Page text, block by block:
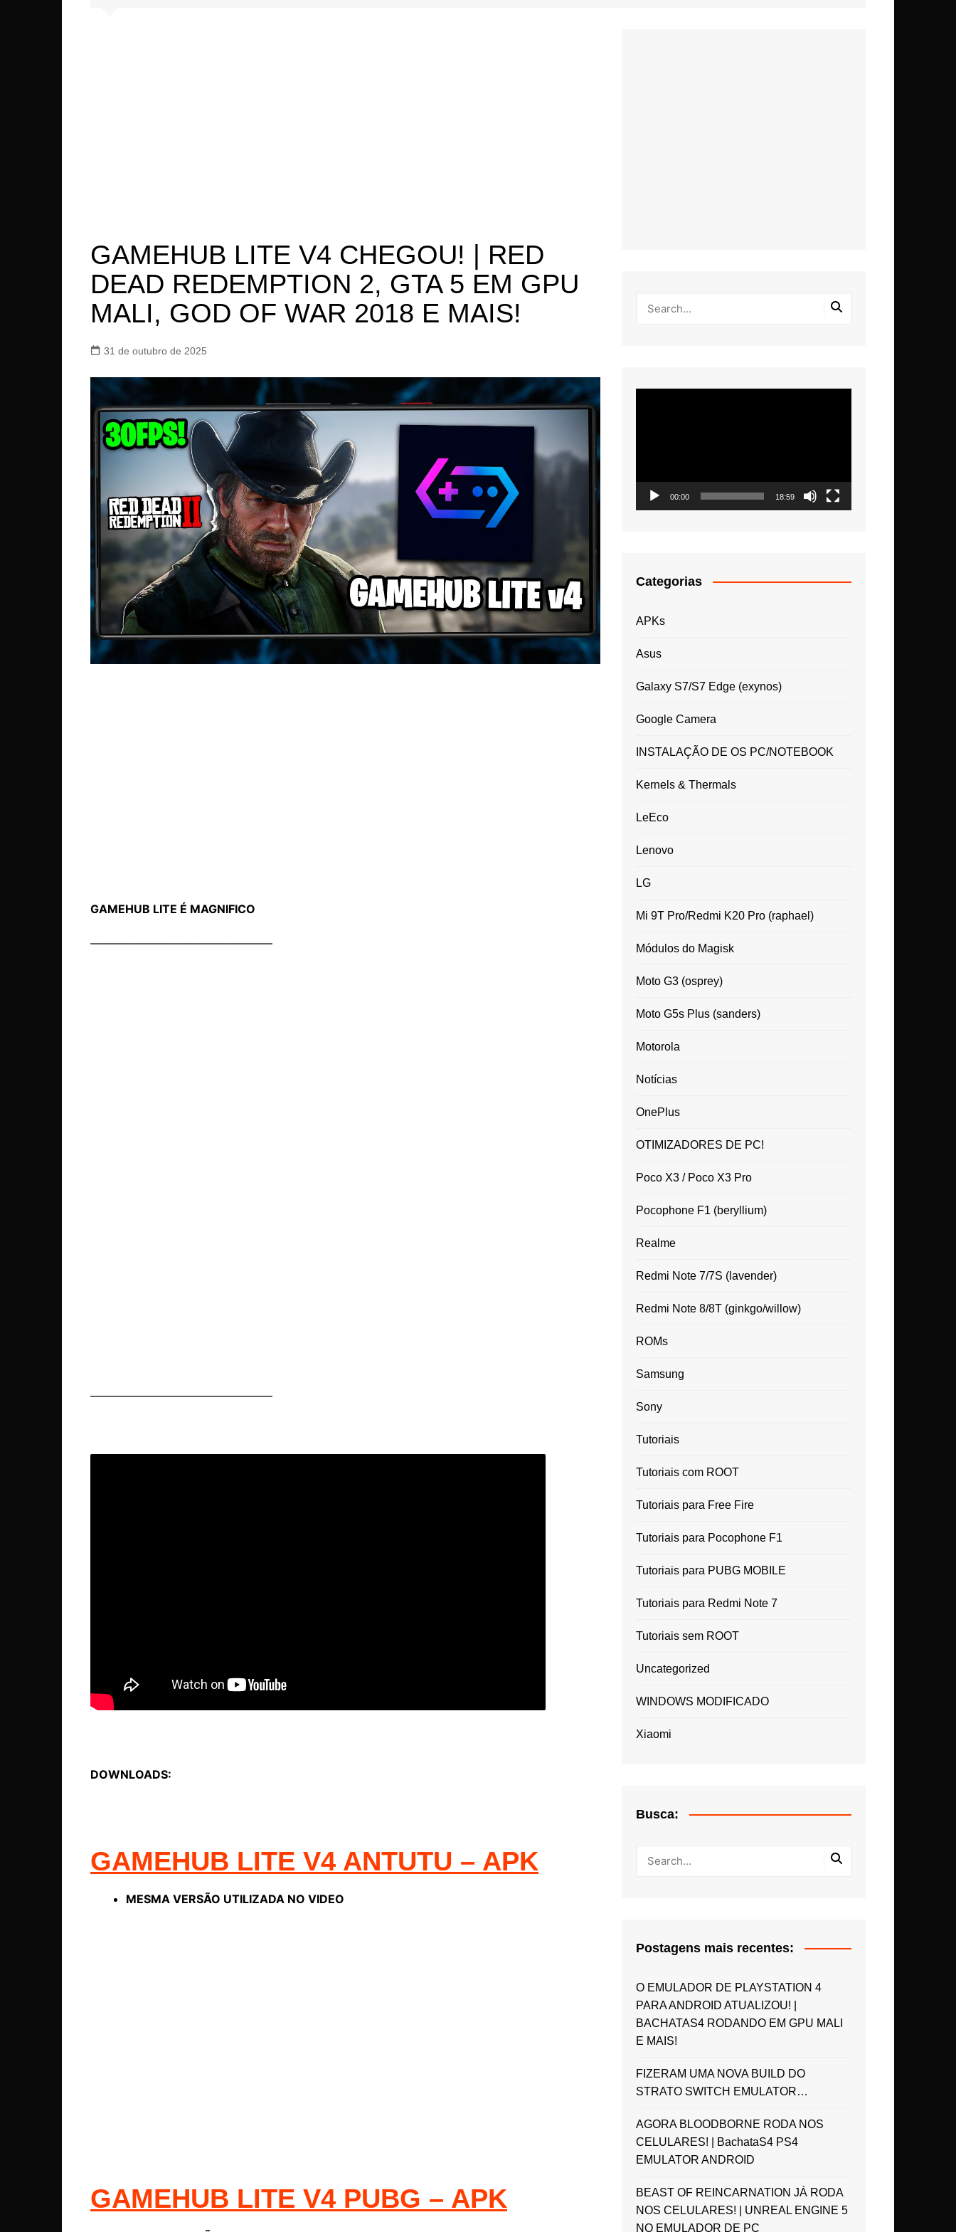
GAMEHUB LITE V4 CHEGOU! | RED
DEAD REDEMPTION 2, GTA 5 EM GPU
MALI, GOD OF WAR 2018 E MAIS!
31 de outubro de 2025
GAMEHUB LITE É MAGNIFICO
————————————————
————————————————
DOWNLOADS:
GAMEHUB LITE V4 ANTUTU – APK
MESMA VERSÃO UTILIZADA NO VIDEO
GAMEHUB LITE V4 PUBG – APK
00:00 18:59
Categorias
APKs
Asus
Galaxy S7/S7 Edge (exynos)
Google Camera
INSTALAÇÃO DE OS PC/NOTEBOOK
Kernels & Thermals
LeEco
Lenovo
LG
Mi 9T Pro/Redmi K20 Pro (raphael)
Módulos do Magisk
Moto G3 (osprey)
Moto G5s Plus (sanders)
Motorola
Notícias
OnePlus
OTIMIZADORES DE PC!
Poco X3 / Poco X3 Pro
Pocophone F1 (beryllium)
Realme
Redmi Note 7/7S (lavender)
Redmi Note 8/8T (ginkgo/willow)
ROMs
Samsung
Sony
Tutoriais
Tutoriais com ROOT
Tutoriais para Free Fire
Tutoriais para Pocophone F1
Tutoriais para PUBG MOBILE
Tutoriais para Redmi Note 7
Tutoriais sem ROOT
Uncategorized
WINDOWS MODIFICADO
Xiaomi
Busca:
Postagens mais recentes:
O EMULADOR DE PLAYSTATION 4
PARA ANDROID ATUALIZOU! |
BACHATAS4 RODANDO EM GPU MALI
E MAIS!
FIZERAM UMA NOVA BUILD DO
STRATO SWITCH EMULATOR…
AGORA BLOODBORNE RODA NOS
CELULARES! | BachataS4 PS4
EMULATOR ANDROID
BEAST OF REINCARNATION JÁ RODA
NOS CELULARES! | UNREAL ENGINE 5
NO EMULADOR DE PC